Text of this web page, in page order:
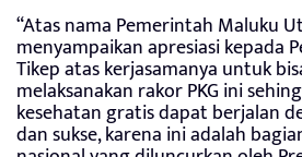
“Atas nama Pemerintah Maluku
menyampaikan apresiasi kepada
Tikep atas kerjasamanya untuk
melaksanakan rakor PKG ini
kesehatan gratis dapat berjalan
dan sukse, karena ini adalah